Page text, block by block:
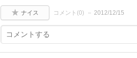
ナイス コメント(0) 2012/12/15